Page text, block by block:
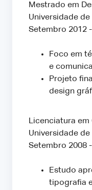
Mestrado em
Universidade
Setembro 2012
Foco em
e
Projeto
design
Licenciatura em
Universidade de
Setembro 2008
Estudo
tipografia